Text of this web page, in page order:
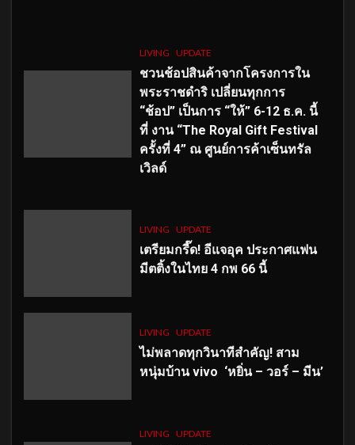
LIVING UPDATE
ชวนช้อปสินค้าจากโครงการใน
พระราชดำริ เปลี่ยนทุกการ
“ช้อป” เป็นการ “ให้” 6-12 ธ.ค. นี้
ที่ งาน “The Royal Gift Festival
ครั้งที่ 4” ณ ศูนย์การค้าเซ็นทรัล
เวิลด์
LIVING UPDATE
เตรียมกรี๊ด! อีแจอุค ประกาศแฟน
มีตติ้งในไทย 4 กพ 66 นี้
LIVING UPDATE
ไม่พลาดทุกวินาทีสำคัญ! สาม
หนุ่มบ้าน vivo ‘หยิ่น – วอร์ – มีน’
LIVING UPDATE